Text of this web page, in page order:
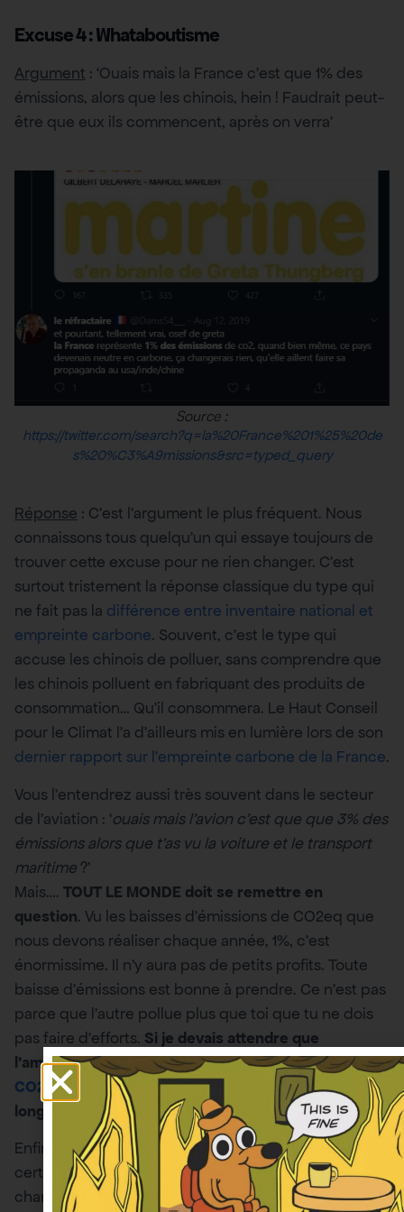
Excuse 4 : Whataboutisme
Argument : ‘Ouais mais la France c’est que 1% des
émissions, alors que les chinois, hein ! Faudrait peut-
être que eux ils commencent, après on verra’
Source :
https://twitter.com/search?q=la%20France%201%25%20de
s%20%C3%A9missions&src=typed_query
Réponse : C’est l’argument le plus fréquent. Nous
connaissons tous quelqu’un qui essaye toujours de
trouver cette excuse pour ne rien changer. C’est
surtout tristement la réponse classique du type qui
ne fait pas la différence entre inventaire national et
empreinte carbone. Souvent, c’est le type qui
accuse les chinois de polluer, sans comprendre que
les chinois polluent en fabriquant des produits de
consommation… Qu’il consommera. Le Haut Conseil
pour le Climat l’a d’ailleurs mis en lumière lors de son
dernier rapport sur l’empreinte carbone de la France.
Vous l’entendrez aussi très souvent dans le secteur
de l’aviation : ‘ouais mais l’avion c’est que que 3% des
émissions alors que t’as vu la voiture et le transport
maritime ?’
Mais…. TOUT LE MONDE doit se remettre en
question. Vu les baisses d’émissions de CO2eq que
nous devons réaliser chaque année, 1%, c’est
énormissime. Il n’y aura pas de petits profits. Toute
baisse d’émissions est bonne à prendre. Ce n’est pas
parce que l’autre pollue plus que toi que tu ne dois
pas faire d’efforts. Si je devais attendre que
l’américain ait uneempreinte carbone de 2T
CO2eq/an
pour changer, je pourrais attendre
longtemps
Enfin, non seulement l’
exemplaritéest très
certainement le meilleur vecteur pour aboutir à des
changements, mais un
point de basculepeut tout à